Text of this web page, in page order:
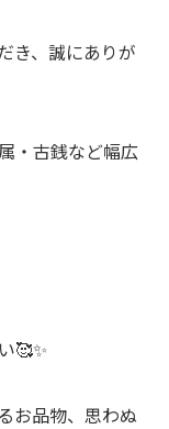
き、誠にありが
・古銭など幅広
🥰✨
お品物、思わぬ